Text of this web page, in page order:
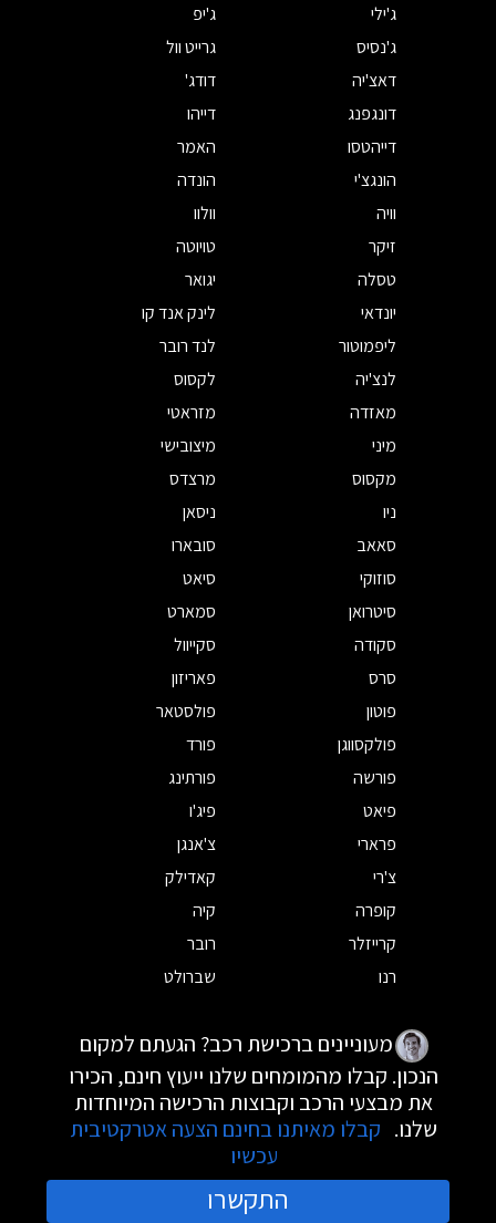
ג'ילי
ג'יפ
ג'נסיס
גרייט וול
דאצ'יה
דודג'
דונגפנג
דייהו
דייהטסו
האמר
הונגצ'י
הונדה
וויה
וולוו
זיקר
טויוטה
טסלה
יגואר
יונדאי
לינק אנד קו
ליפמוטור
לנד רובר
לנצ'יה
לקסוס
מאזדה
מזראטי
מיני
מיצובישי
מקסוס
מרצדס
ניו
ניסאן
סאאב
סובארו
סוזוקי
סיאט
סיטרואן
סמארט
סקודה
סקייוול
סרס
פאריזון
פוטון
פולסטאר
פולקסווגן
פורד
פורשה
פורתינג
פיאט
פיג'ו
פרארי
צ'אנגן
צ'רי
קאדילק
קופרה
קיה
קרייזלר
רובר
רנו
שברולט
מעוניינים ברכישת רכב? הגעתם למקום
הנכון. קבלו מהמומחים שלנו ייעוץ חינם, הכירו
את מבצעי הרכב וקבוצות הרכישה המיוחדות
שלנו. קבלו מאיתנו בחינם הצעה אטרקטיבית
עכשיו
התקשרו